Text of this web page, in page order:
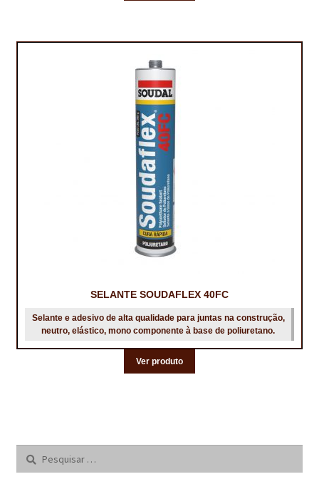
SELANTE SOUDAFLEX 40FC
Selante e adesivo de alta qualidade para juntas na construção,
neutro, elástico, mono componente à base de poliuretano.
Ver produto
Pesquisar